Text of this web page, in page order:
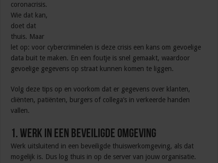
coronacrisis.
Wie dat kan,
doet dat
thuis. Maar
let op: voor cybercriminelen is deze crisis een kans om gevoelige
data buit te maken. En een foutje is snel gemaakt, waardoor
gevoelige gegevens op straat kunnen komen te liggen.
Volg deze tips op en voorkom dat er gegevens over klanten,
cliënten, patiënten, burgers of collega’s in verkeerde handen
vallen.
1. Werk in een beveiligde omgeving
Werk uitsluitend in een beveiligde thuiswerkomgeving, als dat
mogelijk is. Dus log thuis in op de server van jouw organisatie.